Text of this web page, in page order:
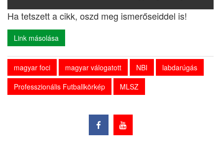
Ha tetszett a cikk, oszd meg ismerőseiddel is!
Link másolása
magyar foci magyar válogatott NBI
labdarúgás
Professzionális Futballkörkép
MLSZ